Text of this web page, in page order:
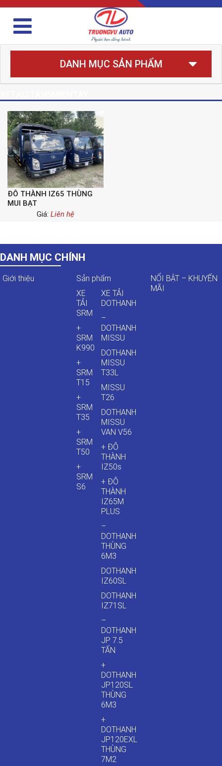
DANH MỤC SẢN PHẨM
ĐÔ THÀNH IZ65 THÙNG
MUI BẠT
Giá: Liên hệ
DANH MỤC CHÍNH
Giới thiệu
Sản phẩm
XE
TẢI
SRM
+
SRM
K990
+
SRM
T15
+
SRM
T35
+
SRM
T50
+
SRM
S6
XE TẢI
DOTHANH
–
DOTHANH
MISSU
DOTHANH
MISSU
T33L
MISSU
T26
DOTHANH
MISSU
VAN V56
+ ĐÔ
THÀNH
IZ50s
+ ĐÔ
THÀNH
IZ65M
PLUS
–
DOTHANH
THÙNG
6M3
DOTHANH
IZ60SL
DOTHANH
IZ71SL
–
DOTHANH
JP 7.5
TẤN
+
DOTHANH
JP120SL
THÙNG
6M3
+
DOTHANH
JP120EXL
THÙNG
7M2
NỔI BẬT – KHUYẾN
MÃI